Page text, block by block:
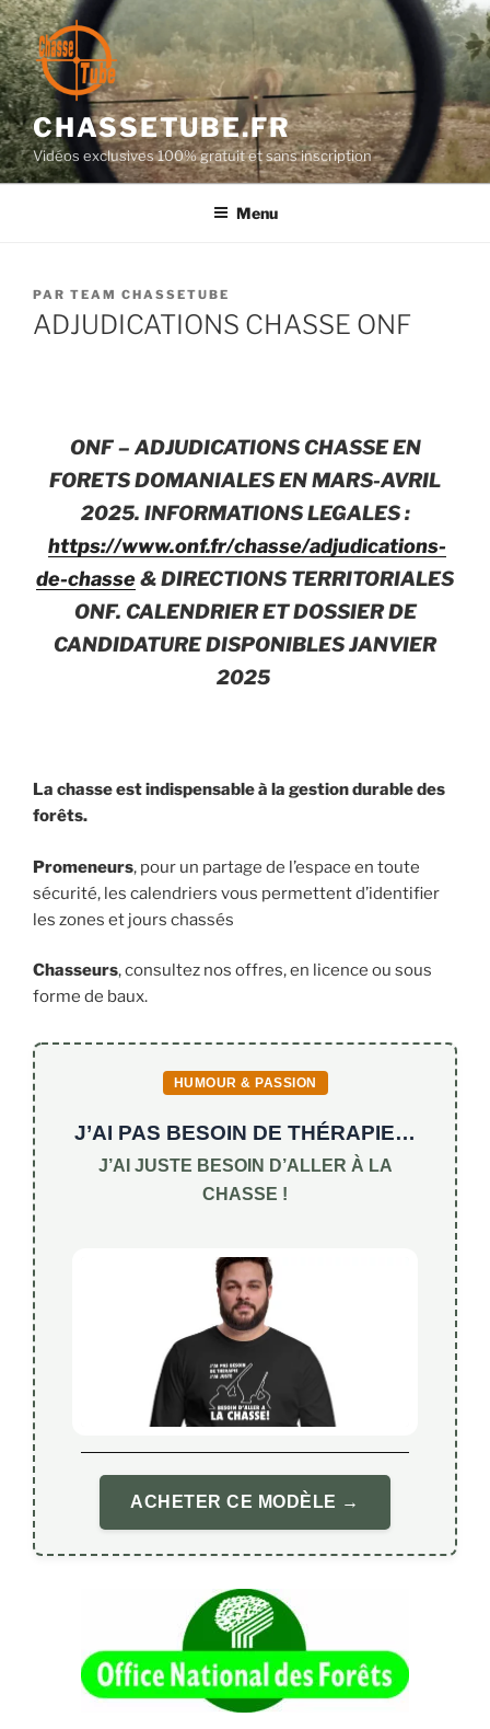
Aller
au
contenu
principal
CHASSETUBE.FR
Vidéos exclusives 100% gratuit et sans inscription
Menu
PUBLIÉ
LE
PAR TEAM CHASSETUBE
ADJUDICATIONS CHASSE ONF
ONF – ADJUDICATIONS CHASSE EN
FORETS DOMANIALES EN MARS-AVRIL
2025. INFORMATIONS LEGALES :
https://www.onf.fr/chasse/adjudications-
de-chasse& DIRECTIONS TERRITORIALES
ONF. CALENDRIER ET DOSSIER DE
CANDIDATURE DISPONIBLES JANVIER
2025
La chasse est indispensable à la gestion durable des
forêts.
Promeneurs, pour un partage de l’espace en toute
sécurité, les calendriers vous permettent d’identifier
les zones et jours chassés
Chasseurs, consultez nos offres, en licence ou sous
forme de baux.
HUMOUR & PASSION
J’AI PAS BESOIN DE THÉRAPIE…
J’AI JUSTE BESOIN D’ALLER À LA
CHASSE !
ACHETER CE MODÈLE →